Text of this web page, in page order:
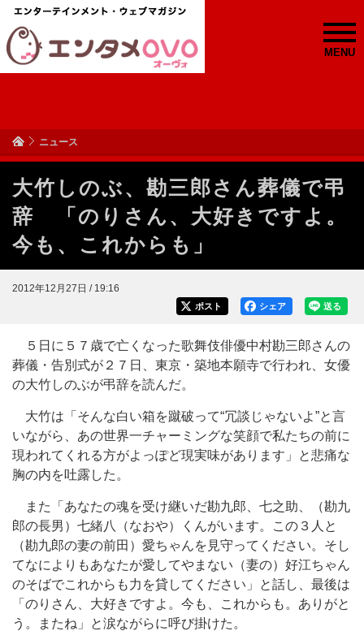
MENU
ニュース
大竹しのぶ、勘三郎さん葬儀で弔
辞 「のりさん、大好きですよ。
今も、これからも」
2012年12月27日 / 19:16
送る
シェア
ポスト
５日に５７歳で亡くなった歌舞伎俳優中村勘三郎さんの
葬儀・告別式が２７日、東京・築地本願寺で行われ、女優
の大竹しのぶが弔辞を読んだ。
大竹は「そんな白い箱を蹴破って“冗談じゃないよ”と言
いながら、あの世界一チャーミングな笑顔で私たちの前に
現われてくれる方がよっぽど現実味があります」と悲痛な
胸の内を吐露した。
また「あなたの魂を受け継いだ勘九郎、七之助、（勘九
郎の長男）七緒八（なおや）くんがいます。この３人と
（勘九郎の妻の前田）愛ちゃんを見守ってください。そし
てなによりもあなたが愛してやまない（妻の）好江ちゃん
のそばでこれからも力を貸してください」と話し、最後は
「のりさん、大好きですよ。今も、これからも。ありがと
う。またね」と涙ながらに呼び掛けた。